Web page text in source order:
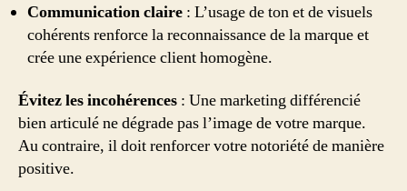
Communication claire : L’usage de ton et de visuels
cohérents renforce la reconnaissance de la marque et
crée une expérience client homogène.
Évitez les incohérences : Une marketing différencié
bien articulé ne dégrade pas l’image de votre marque.
Au contraire, il doit renforcer votre notoriété de manière
positive.